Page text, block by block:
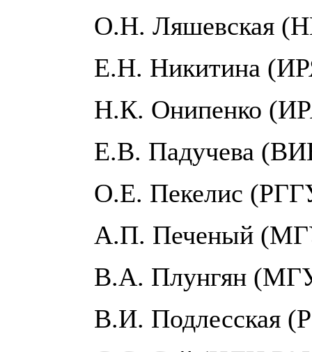
О.Н. Ляшевская
Е.Н. Никитина
Н.К. Онипенко
Е.В. Падучева
О.Е. Пекелис
А.П. Печеный
В.А. Плунгян
В.И. Подлесская